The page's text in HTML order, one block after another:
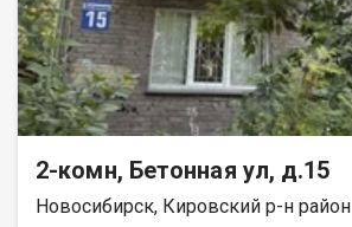
2-комн, Бетонная ул, д.15
Новосибирск, Кировский р-н район